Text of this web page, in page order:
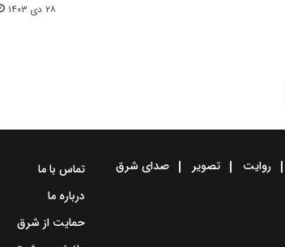
۲۸ دی ۱۴۰۳
روایت تصویر صدای شرق
تماس با ما
درباره ما
حمایت از شرق